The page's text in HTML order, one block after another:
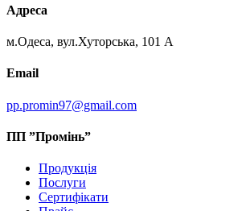
Адреса
м.Одеса, вул.Хуторська, 101 А
Email
pp.promin97@gmail.com
ПП ”Промінь”
Продукція
Послуги
Сертифікати